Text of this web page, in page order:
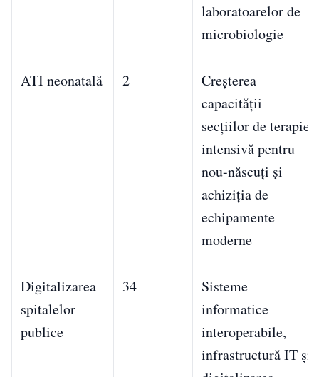
laboratoarelor de
microbiologie
ATI neonatală 2
Creșterea
capacității
secțiilor de terapie
intensivă pentru
nou-născuți și
achiziția de
echipamente
moderne
Digitalizarea
spitalelor
publice
34
Sisteme
informatice
interoperabile,
infrastructură IT și